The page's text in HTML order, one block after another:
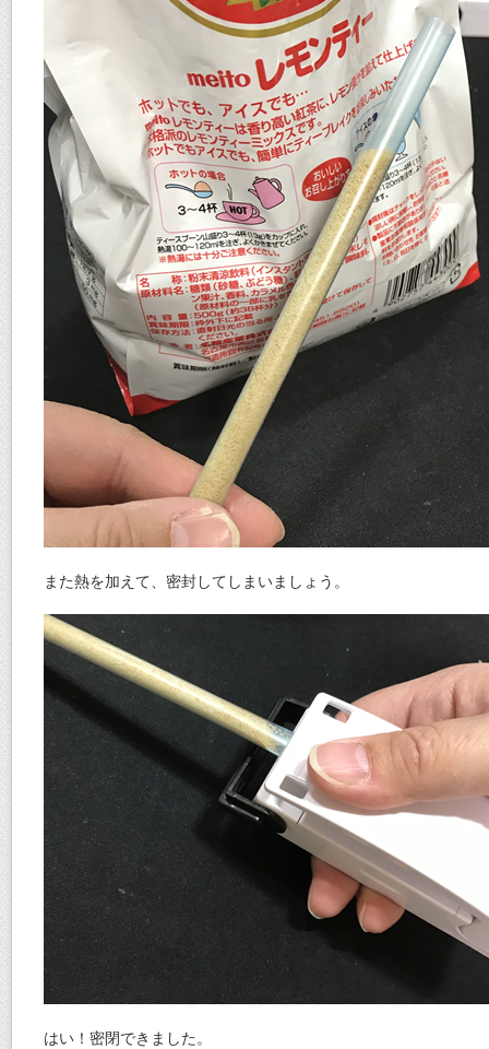
また熱を加えて、密封してしまいましょう。
はい！密閉できました。